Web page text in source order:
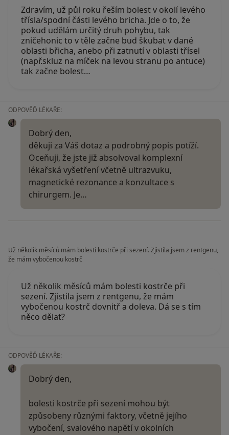
Zdravím, už půl roku řeším bolest v okolí levého
třísla/spodní části levého bricha. Jde o to, že
pokud udělám určitý druh pohybu, tak
zničehonic to v těle začne bud škubat v dané
oblasti břicha, anebo při zatnutí v oblasti třísel
(např.skluz na míček na levou stranu po antuce)
tak začne bolest…
ODPOVĚĎ LÉKAŘE:
Dobrý den,
děkuji za Váš dotaz a podrobný popis potíží.
Oceňuji, že jste již absolvoval komplexní
lékařská vyšetření včetně ultrazvuku,
magnetické rezonance a konzultace s
chirurgem. Je…
Už několik měsíců mám bolesti kostrče při sezení. Zjistila jsem z rentgenu,
že mám vybočenou kostrč
Už několik měsíců mám bolesti kostrče při
sezení. Zjistila jsem z rentgenu, že mám
vybočenou kostrč dovnitř a doleva. Dá se s tím
něco dělat?
ODPOVĚĎ LÉKAŘE:
Dobrý den,
bolesti kostrče při sezení mohou být
způsobeny různými faktory, včetně jejího
vybočení, svalového napětí v okolních